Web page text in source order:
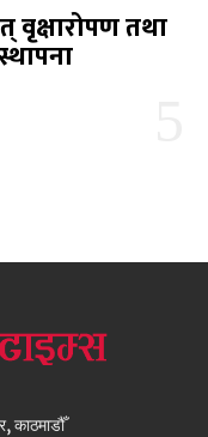
वृक्षारोपण तथा
काठमाडौँ